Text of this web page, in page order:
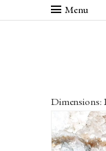
Menu
Dimensions: